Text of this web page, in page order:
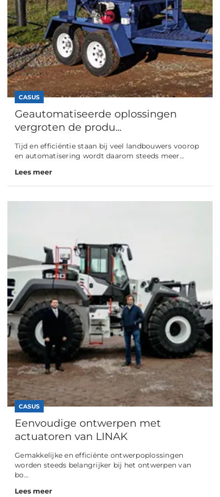
CASUS
Geautomatiseerde oplossingen
vergroten de produ...
Tijd en efficiëntie staan bij veel landbouwers voorop
en automatisering wordt daarom steeds meer...
Lees meer
CASUS
Eenvoudige ontwerpen met
actuatoren van LINAK
Gemakkelijke en efficiënte ontwerpoplossingen
worden steeds belangrijker bij het ontwerpen van
bo...
Lees meer